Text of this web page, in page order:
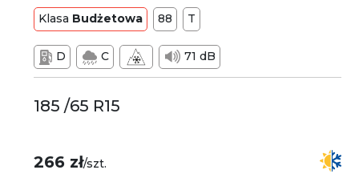
Klasa Budżetowa 88 T
D C 71 dB
185 /65 R15
266 zł/szt.